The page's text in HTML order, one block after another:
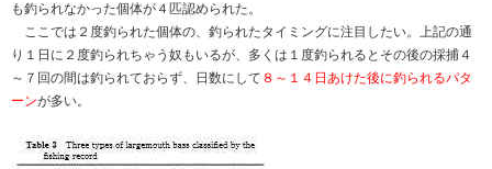
も釣られなかった個体が４匹認められた。
ここでは２度釣られた個体の、釣られたタイミングに注目したい。上記の通
り１日に２度釣られちゃう奴もいるが、多くは１度釣られるとその後の採捕４
～７回の間は釣られておらず、日数にして ８～１４日あけた後に釣られるパタ
ーンが多い。